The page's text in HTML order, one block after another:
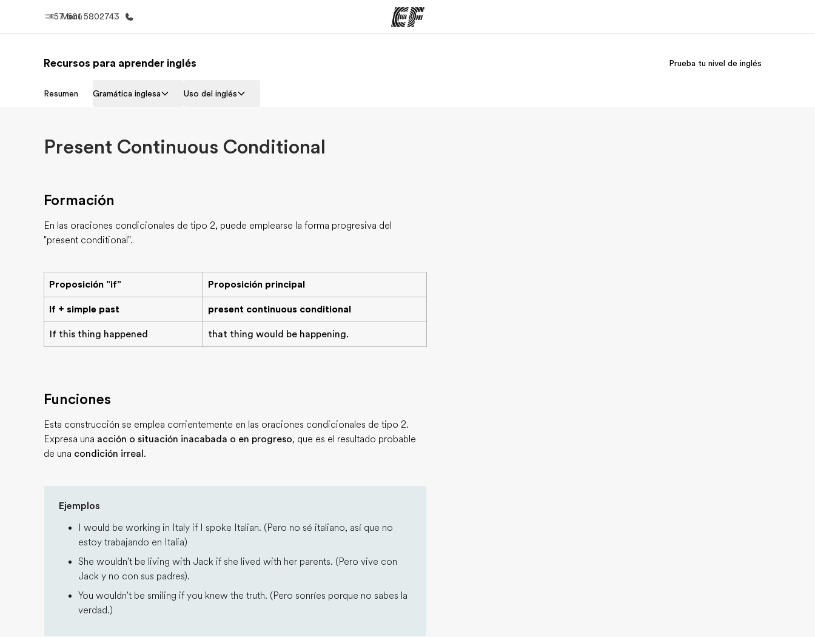
Menú
+57 601 5802743
Inicio
Recursos para aprender inglés Prueba tu nivel de inglés
Resumen Gramática inglesa Uso del inglés
Present Continuous Conditional
Formación
En las oraciones condicionales de tipo 2, puede emplearse la forma progresiva del
"present conditional".
Proposición "if" Proposición principal
If + simple past present continuous conditional
If this thing happened that thing would be happening.
Funciones
Esta construcción se emplea corrientemente en las oraciones condicionales de tipo 2.
Expresa una acción o situación inacabada o en progreso, que es el resultado probable
de una condición irreal .
Ejemplos
I would be working in Italy if I spoke Italian. (Pero no sé italiano, así que no
estoy trabajando en Italia)
She wouldn't be living with Jack if she lived with her parents. (Pero vive con
Jack y no con sus padres).
You wouldn't be smiling if you knew the truth. (Pero sonríes porque no sabes la
verdad.)